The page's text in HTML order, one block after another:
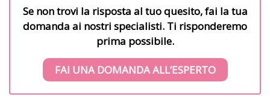
Se non trovi la risposta al tuo quesito, fai la tua
domanda ai nostri specialisti. Ti risponderemo
prima possibile.
FAI UNA DOMANDA ALL’ESPERTO